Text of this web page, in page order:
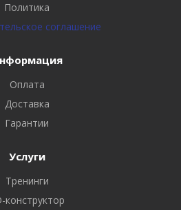
Политика
соглашение
Оплата
Доставка
Гарантии
Услуги
Тренинги
конструктор